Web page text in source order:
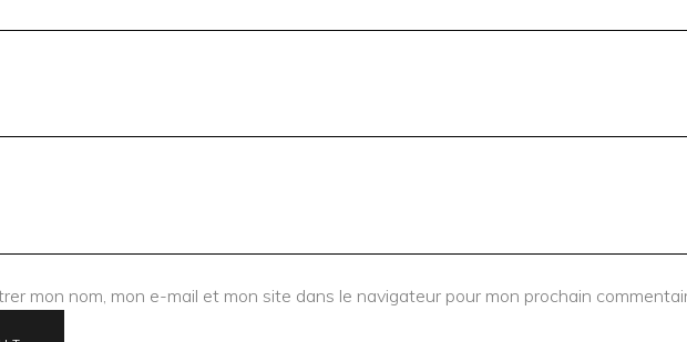
mon nom, mon e-mail et mon site dans le navigateur pour mon prochain